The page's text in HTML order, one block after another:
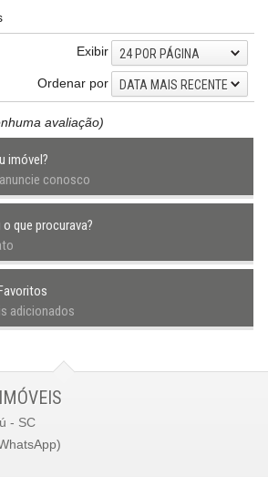
Exibir
24 POR PÁGINA
Ordenar por
DATA MAIS RECENTE
avaliação)
imóvel?
conosco
que procurava?
adicionados
- SC